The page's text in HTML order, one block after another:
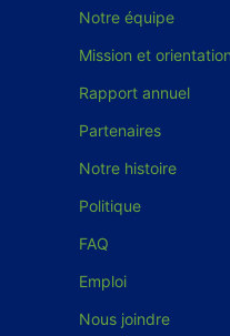
Notre équipe
Mission et orientation
Rapport annuel
Partenaires
Notre histoire
Politique
FAQ
Emploi
Nous joindre